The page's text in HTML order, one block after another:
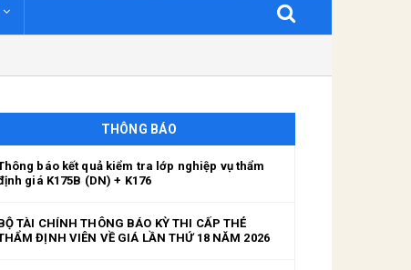
THÔNG BÁO
báo kết quả kiểm tra lớp nghiệp vụ thẩm
giá K175B (DN) + K176
TÀI CHÍNH THÔNG BÁO KỲ THI CẤP THẺ
ĐỊNH VIÊN VỀ GIÁ LẦN THỨ 18 NĂM 2026